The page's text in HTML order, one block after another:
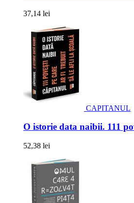
37,14 lei
CAPITANUL
O istorie data naibii. 111
52,38 lei